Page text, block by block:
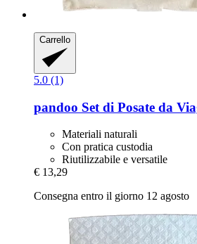
Carrello
5.0 (1)
pandoo Set di Posate da
Materiali naturali
Con pratica custodia
Riutilizzabile e versatile
€ 13,29
Consegna entro il giorno 12 agosto